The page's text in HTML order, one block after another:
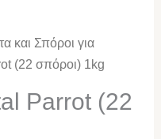
και Σπόροι για
(22 σπόροι) 1kg
Parrot (22